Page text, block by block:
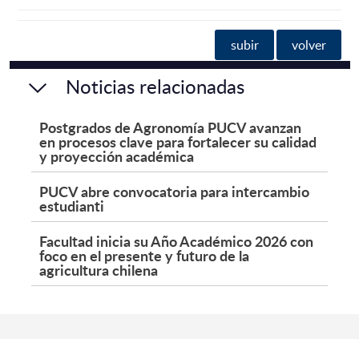
subir volver
Noticias relacionadas
Postgrados de Agronomía PUCV avanzan
en procesos clave para fortalecer su calidad
y proyección académica
PUCV abre convocatoria para intercambio
estudianti
Facultad inicia su Año Académico 2026 con
foco en el presente y futuro de la
agricultura chilena